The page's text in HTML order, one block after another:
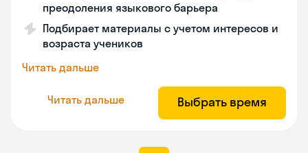
преодоления языкового барьера
Подбирает материалы с учетом интересов и
возраста учеников
Читать дальше
Читать дальше Выбрать время